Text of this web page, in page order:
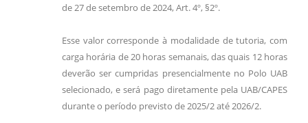
de 27 de setembro de 2024, Art. 4º, §2º.
Esse valor corresponde à modalidade de tutoria, com
carga horária de 20 horas semanais, das quais 12 horas
deverão ser cumpridas presencialmente no Polo UAB
selecionado, e será pago diretamente pela UAB/CAPES
durante o período previsto de 2025/2 até 2026/2.